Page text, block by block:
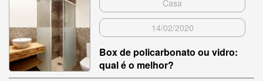
Casa
14/02/2020
Box de policarbonato ou vidro:
qual é o melhor?